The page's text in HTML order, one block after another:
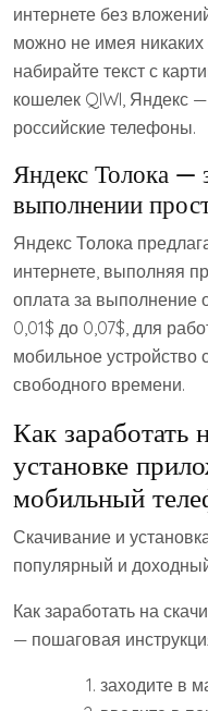
интернете без
можно не имея
набирайте текст с
кошелек QIWI, Яндекс
российские телефоны.
Яндекс Толока —
выполнении
Яндекс Толока
интернете, выполняя
оплата за выполнение
0,01$ до 0,07$, для
мобильное устройство
свободного времени.
Как заработать
установке
мобильный
Скачивание и
популярный и
Как заработать на
— пошаговая
заходите в